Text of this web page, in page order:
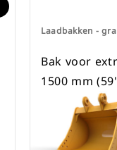
Laadbakken -
Bak voor
1500 mm